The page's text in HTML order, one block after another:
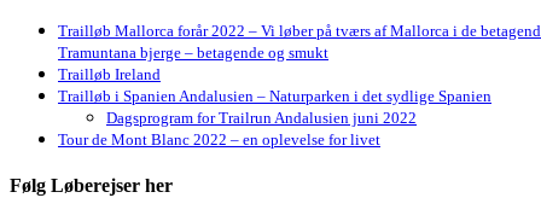
Trailløb Mallorca forår 2022 – Vi løber på tværs af Mallorca i de
Tramuntana bjerge – betagende og smukt
Trailløb Ireland
Trailløb i Spanien Andalusien – Naturparken i det sydlige Spanien
Dagsprogram for Trailrun Andalusien juni 2022
Tour de Mont Blanc 2022 – en oplevelse for livet
Følg Løberejser her